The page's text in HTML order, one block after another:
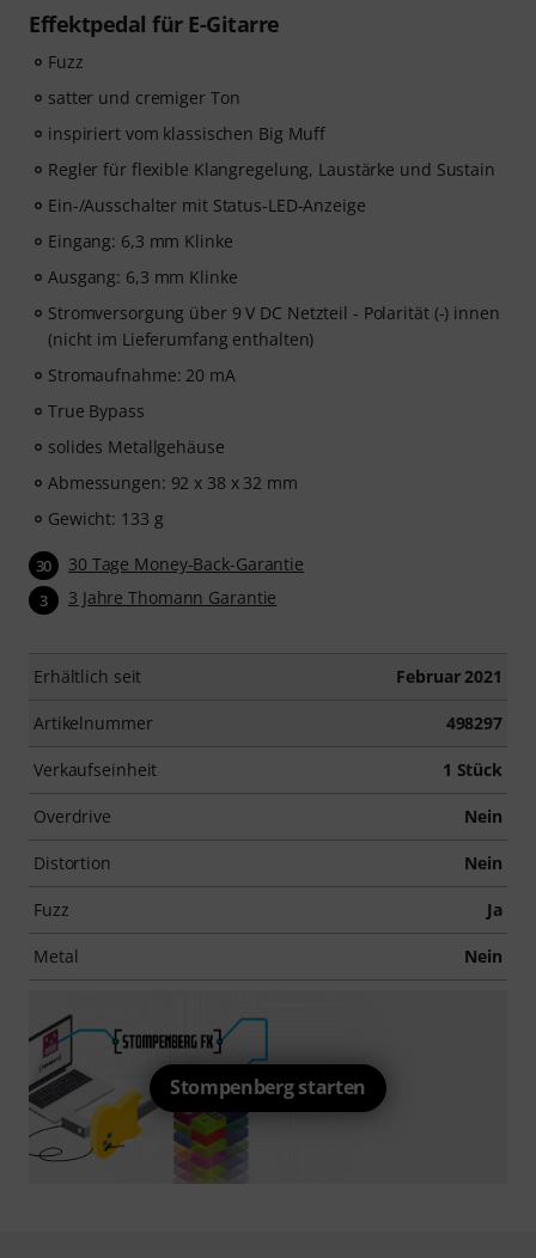
Effektpedal für E-Gitarre
Fuzz
satter und cremiger Ton
inspiriert vom klassischen Big Muff
Regler für flexible Klangregelung, Laustärke und Sustain
Ein-/Ausschalter mit Status-LED-Anzeige
Eingang: 6,3 mm Klinke
Ausgang: 6,3 mm Klinke
Stromversorgung über 9 V DC Netzteil - Polarität (-) innen
(nicht im Lieferumfang enthalten)
Stromaufnahme: 20 mA
True Bypass
solides Metallgehäuse
Abmessungen: 92 x 38 x 32 mm
Gewicht: 133 g
30 30 Tage Money-Back-Garantie
3 3 Jahre Thomann Garantie
Erhältlich seit Februar 2021
Artikelnummer 498297
Verkaufseinheit 1 Stück
Overdrive Nein
Distortion Nein
Fuzz Ja
Metal Nein
Stompenberg starten